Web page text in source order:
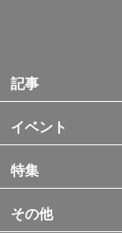
記事
イベント
特集
その他